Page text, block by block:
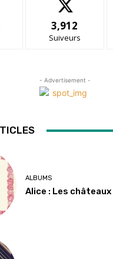
3,912
Suiveurs
- Advertisement -
ALBUMS
Alice : Les